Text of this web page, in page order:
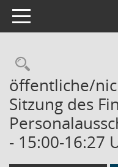
Toggle navigation
öffentliche/
Sitzung des
- 15:00-16:27